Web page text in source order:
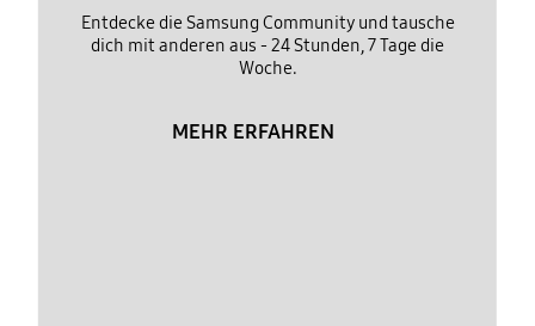
Entdecke die Samsung Community und tausche
dich mit anderen aus - 24 Stunden, 7 Tage die
Woche.
MEHR ERFAHREN